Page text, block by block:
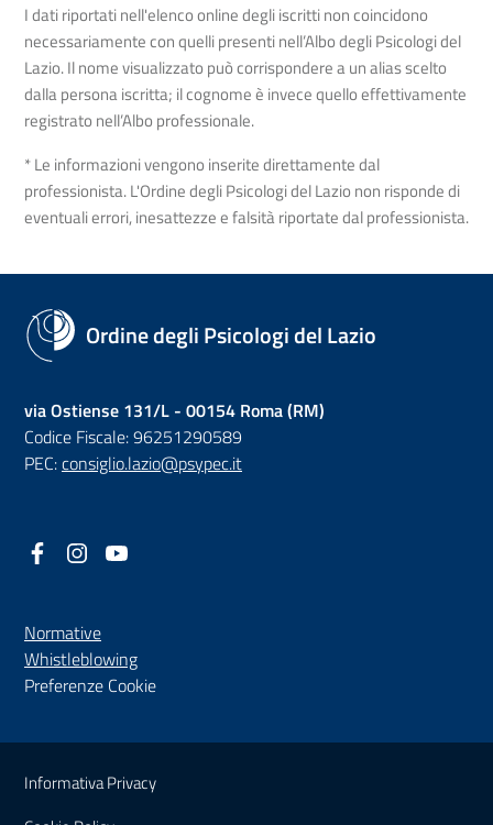
I dati riportati nell'elenco online degli iscritti non coincidono
necessariamente con quelli presenti nell’Albo degli Psicologi del
Lazio. Il nome visualizzato può corrispondere a un alias scelto
dalla persona iscritta; il cognome è invece quello effettivamente
registrato nell’Albo professionale.
* Le informazioni vengono inserite direttamente dal
professionista. L'Ordine degli Psicologi del Lazio non risponde di
eventuali errori, inesattezze e falsità riportate dal professionista.
Ordine degli Psicologi del Lazio
via Ostiense 131/L - 00154 Roma (RM)
Codice Fiscale: 96251290589
PEC:consiglio.lazio@psypec.it
Facebook
(nuova scheda - new tab)
Instagram
(nuova scheda - new tab)
Normative
Whistleblowing(nuova scheda - new tab)
Preferenze Cookie
Sezione Link Utili
Informativa Privacy